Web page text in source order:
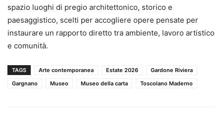
spazio luoghi di pregio architettonico, storico e
paesaggistico, scelti per accogliere opere pensate per
instaurare un rapporto diretto tra ambiente, lavoro artistico
e comunità.
TAGS Arte contemporanea Estate 2026
Gardone Riviera
Gargnano
Museo Museo della carta Toscolano Maderno